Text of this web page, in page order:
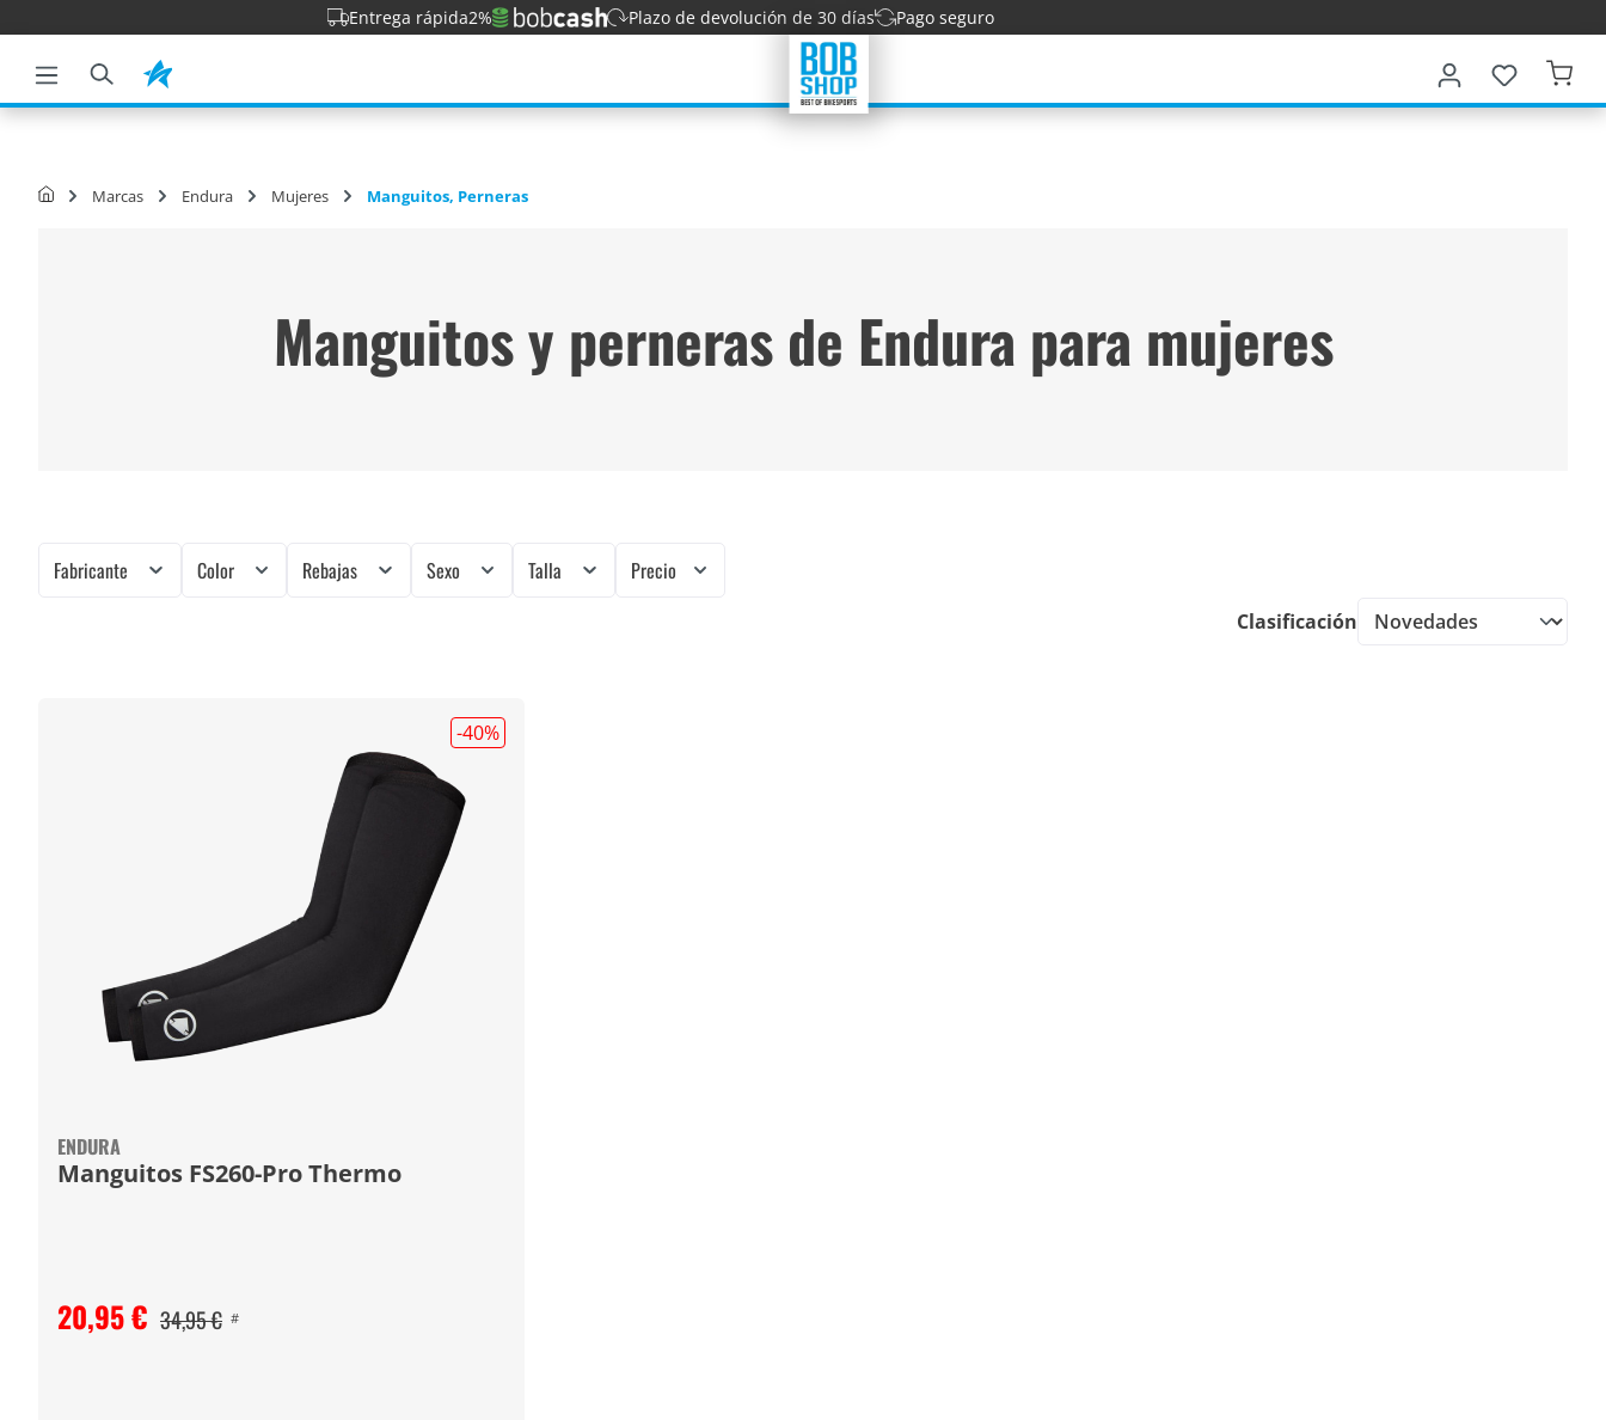
Saltar a la navegación principal
Entrega rápida2% Plazo de devolución de 30 días Pago seguro
Marcas Endura Mujeres Manguitos, Perneras
Manguitos y perneras de Endura para mujeres
Fabricante Color Rebajas Sexo Talla Precio
Clasificación
-40%
ENDURA
Manguitos FS260-Pro Thermo
20,95 € 34,95 € #